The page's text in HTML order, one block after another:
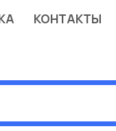
КОНТАКТЫ